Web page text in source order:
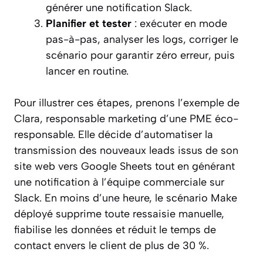
générer une notification Slack.
Planifier et tester : exécuter en mode
pas-à-pas, analyser les logs, corriger le
scénario pour garantir zéro erreur, puis
lancer en routine.
Pour illustrer ces étapes, prenons l’exemple de
Clara, responsable marketing d’une PME éco-
responsable. Elle décide d’automatiser la
transmission des nouveaux leads issus de son
site web vers Google Sheets tout en générant
une notification à l’équipe commerciale sur
Slack. En moins d’une heure, le scénario Make
déployé supprime toute ressaisie manuelle,
fiabilise les données et réduit le temps de
contact envers le client de plus de 30 %.